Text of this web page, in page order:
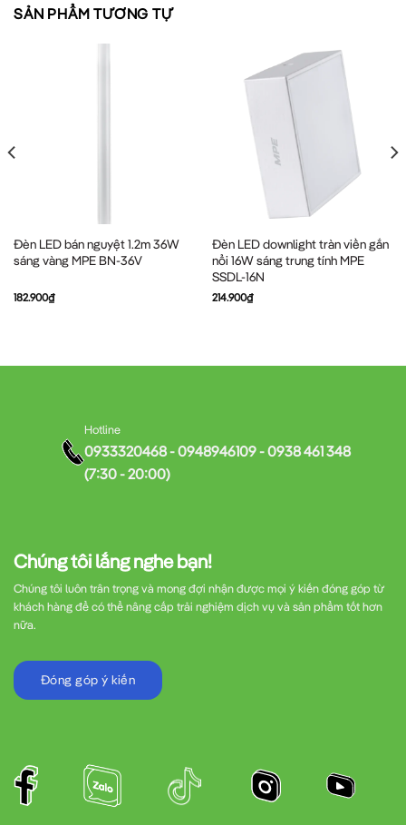
SẢN PHẨM TƯƠNG TỰ
Đèn LED bán nguyệt 1.2m 36W
sáng vàng MPE BN-36V
182.900₫
Đèn LED downlight tràn viền gắn
nổi 16W sáng trung tính MPE
SSDL-16N
214.900₫
Chúng tôi lắng nghe bạn!
Chúng tôi luôn trân trọng và mong đợi nhận được mọi ý kiến đóng góp từ
khách hàng để có thể nâng cấp trải nghiệm dịch vụ và sản phẩm tốt hơn
nữa.
Đóng góp ý kiến
Hotline
0933320468 - 0948946109 - 0938 461 348
(7:30 - 20:00)